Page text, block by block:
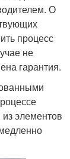
О
процесс
не
гарантия.
элементов